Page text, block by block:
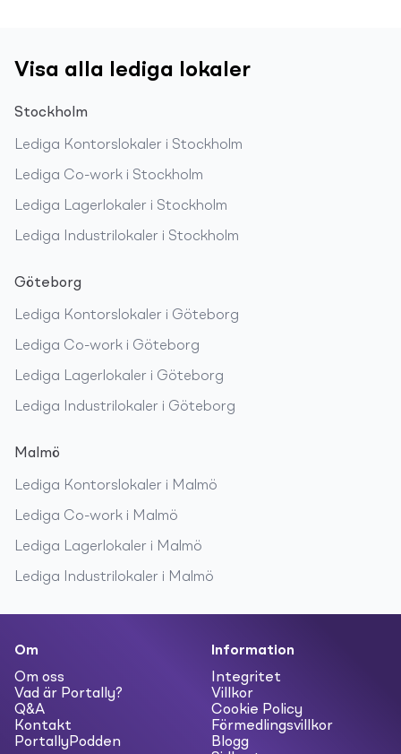
Visa alla lediga lokaler
Stockholm
Lediga Kontorslokaler i Stockholm
Lediga Co-work i Stockholm
Lediga Lagerlokaler i Stockholm
Lediga Industrilokaler i Stockholm
Göteborg
Lediga Kontorslokaler i Göteborg
Lediga Co-work i Göteborg
Lediga Lagerlokaler i Göteborg
Lediga Industrilokaler i Göteborg
Malmö
Lediga Kontorslokaler i Malmö
Lediga Co-work i Malmö
Lediga Lagerlokaler i Malmö
Lediga Industrilokaler i Malmö
Om
Om oss
Vad är Portally?
Q&A
Kontakt
PortallyPodden
Information
Integritet
Villkor
Cookie Policy
Förmedlingsvillkor
Blogg